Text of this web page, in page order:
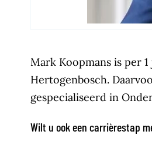
Mark Koopmans is per
Hertogenbosch.
gespecialiseerd in
Wilt u ook een carrièrestap